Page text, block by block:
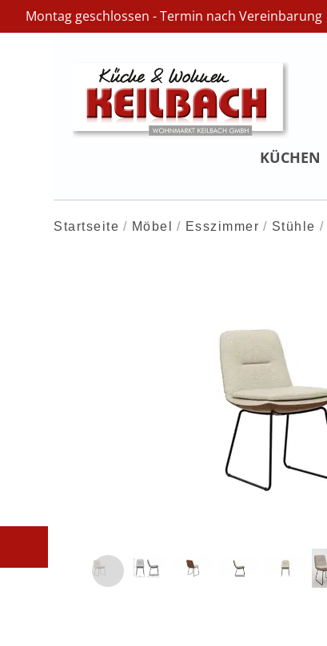
Montag geschlossen - Termin nach Vereinbarung
KÜCHEN
Startseite Möbel Esszimmer Stühle